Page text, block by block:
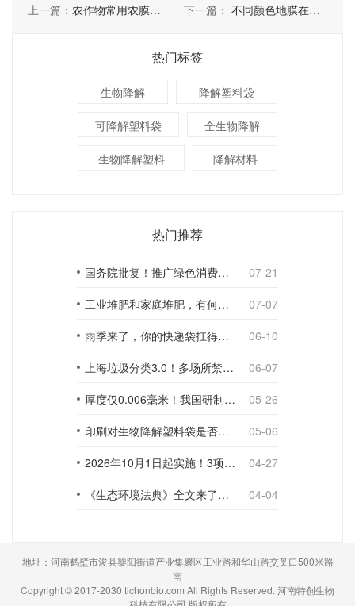
上一篇： 农作物常用农膜的品种 下一篇： 不同颜色地膜在植物生长中起到哪些作用
热门标签
生物降解 降解塑料袋
可降解塑料袋 全生物降解
生物降解塑料 降解材料
热门推荐
国务院批复！推广绿色消费，引导使用环保可降解包装材料
07-21
工业堆肥和家庭堆肥，有何不同？
07-07
雨季来了，你的快递袋扛得住吗？
06-10
上海垃圾分类3.0！多场所禁止使用一次性塑料袋；推动快递包装绿色转型
06-07
厚度仅0.006毫米！我国研制出超薄型全生物降解渗水地膜
05-26
印刷对生物降解塑料袋是否构成影响？
05-06
2026年10月1日起实施！3项生物降解能力检测新国标
04-27
《生态环境法典》全文来了！降解材料、生物基应用与包装环保规范
04-04
地址：河南鹤壁市浚县黎阳街道产业集聚区工业路和华山路交叉口500米路
南
Copyright © 2017-2030 tichonbio.com All Rights Reserved. 河南特创生物